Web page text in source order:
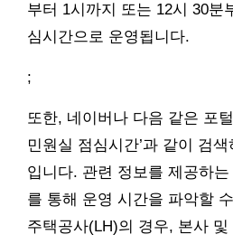
부터 1시까지 또는 12시 30분
심시간으로 운영됩니다.
;
또한, 네이버나 다음 같은 포
민원실 점심시간’과 같이 검
입니다. 관련 정보를 제공하
를 통해 운영 시간을 파악할
주택공사(LH)의 경우, 본사